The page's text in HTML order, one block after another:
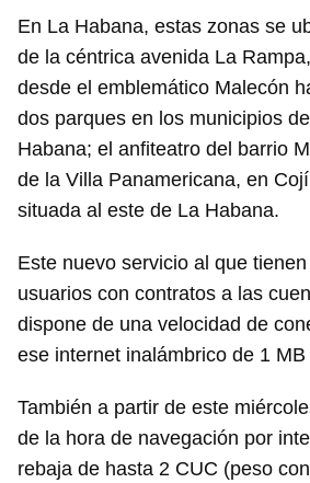
En La Habana, estas zonas se
de la céntrica avenida La
desde el emblemático Malecón
dos parques en los municipios
Habana; el anfiteatro del barrio
de la Villa Panamericana, en
situada al este de La Habana.
Este nuevo servicio al que
usuarios con contratos a las
dispone de una velocidad de
ese internet inalámbrico de 1
También a partir de este
de la hora de navegación por
rebaja de hasta 2 CUC (peso